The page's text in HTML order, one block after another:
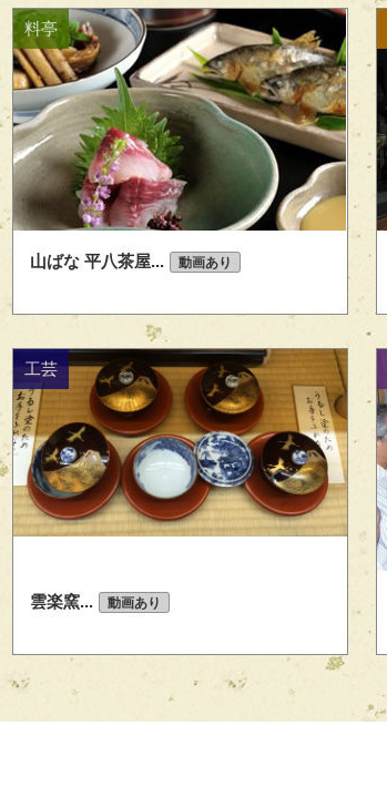
料亭
山ばな 平八茶屋... 動画あり
工芸
雲楽窯... 動画あり